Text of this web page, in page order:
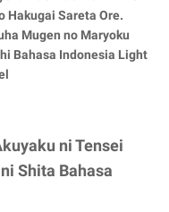
Hakugai Sareta Ore.
Mugen no Maryoku
Bahasa Indonesia Light
ni Tensei
Shita Bahasa